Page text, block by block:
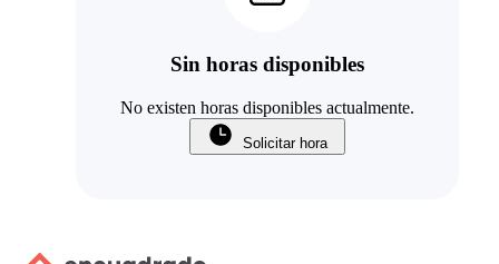
Sin horas disponibles
No existen horas disponibles actualmente.
Solicitar hora